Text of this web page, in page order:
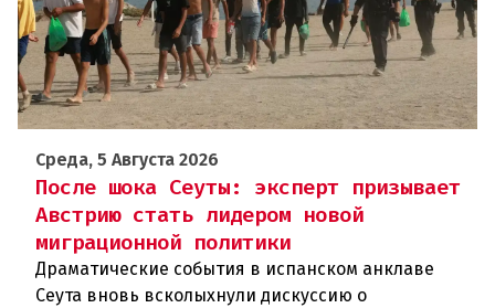
Среда, 5 Августа 2026
После шока Сеуты: эксперт призывает
Австрию стать лидером новой
миграционной политики
Драматические события в испанском анклаве
Сеута вновь всколыхнули дискуссию о